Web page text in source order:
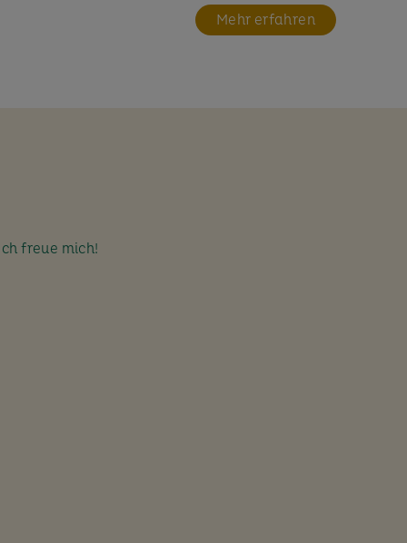
Mehr erfahren
freue mich!